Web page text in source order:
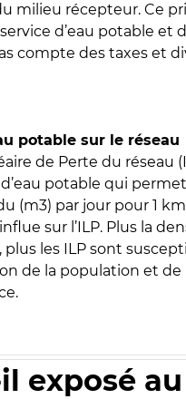
milieu récepteur. Ce
d’eau potable et
compte des taxes et
potable sur le réseau
de Perte du
d’eau potable qui
(m3) par jour pour 1
sur l’ILP. Plus la
les ILP sont
de la population et
exposé